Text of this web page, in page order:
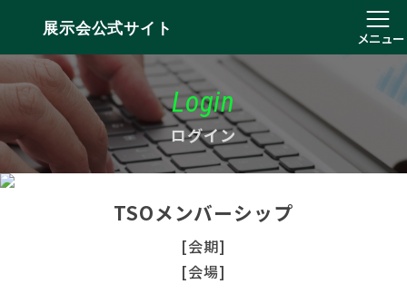
展示会公式サイト
メニュー
Login
ログイン
TSOメンバーシップ
[会期]
[会場]